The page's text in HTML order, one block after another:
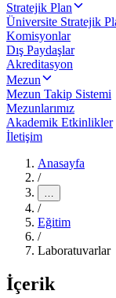
Stratejik Plan
Üniversite Stratejik
Komisyonlar
Dış Paydaşlar
Akreditasyon
Mezun
Mezun Takip Sistemi
Mezunlarımız
Akademik Etkinlikler
İletişim
Anasayfa
/
…
/
Eğitim
/
Laboratuvarlar
İçerik